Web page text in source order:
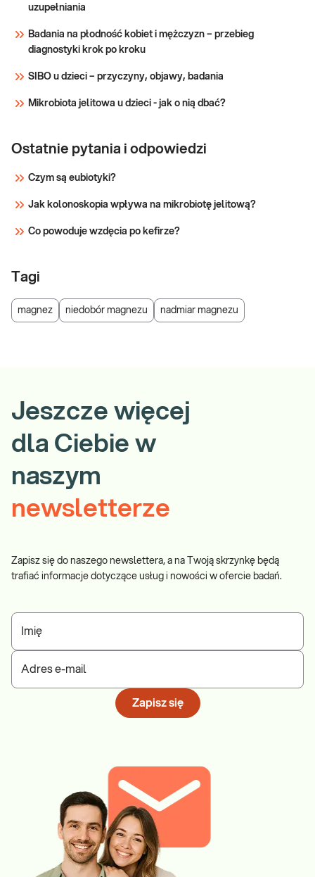
nefrotoksycznymi, niewydolności nerek i
uzupełniania
Badania na płodność kobiet i mężczyzn – przebieg
diagnostyki krok po kroku
SIBO u dzieci – przyczyny, objawy, badania
Mikrobiota jelitowa u dzieci - jak o nią dbać?
Ostatnie pytania i odpowiedzi
Czym są eubiotyki?
Jak kolonoskopia wpływa na mikrobiotę jelitową?
Co powoduje wzdęcia po kefirze?
Tagi
magnez niedobór magnezu nadmiar magnezu
Jeszcze więcej
dla Ciebie w
naszym
newsletterze
Zapisz się do naszego newslettera, a na Twoją skrzynkę będą
trafiać informacje dotyczące usług i nowości w ofercie badań.
Imię
Adres e-mail
Zapisz się